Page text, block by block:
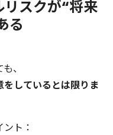
スクが“将来
る
、
しているとは限りま
ト：